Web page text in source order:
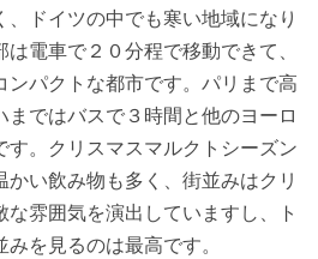
ドイツの中でも寒い地域になり
電車で２０分程で移動できて、
ンパクトな都市です。パリまで高
ではバスで３時間と他のヨーロ
す。クリスマスマルクトシーズン
い飲み物も多く、街並みはクリ
雰囲気を演出していますし、ト
を見るのは最高です。